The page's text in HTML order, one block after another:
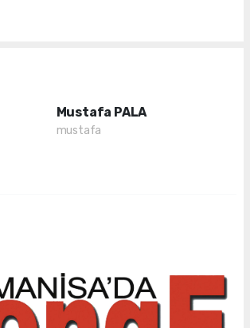
Mustafa PALA
mustafa